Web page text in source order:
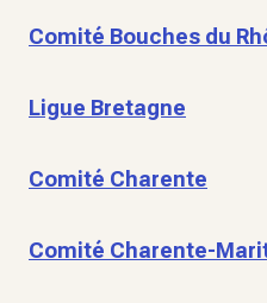
Comité Bouches du
Ligue Bretagne
Comité Charente
Comité Charente-